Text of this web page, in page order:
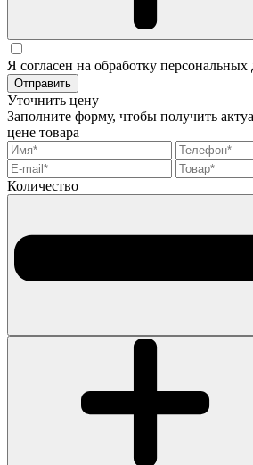
Я согласен на обработку
Отправить
Уточнить цену
Заполните форму, чтобы получить
цене товара
Количество